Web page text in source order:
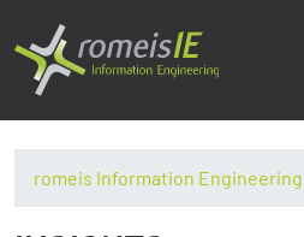
romeis Information Engineering